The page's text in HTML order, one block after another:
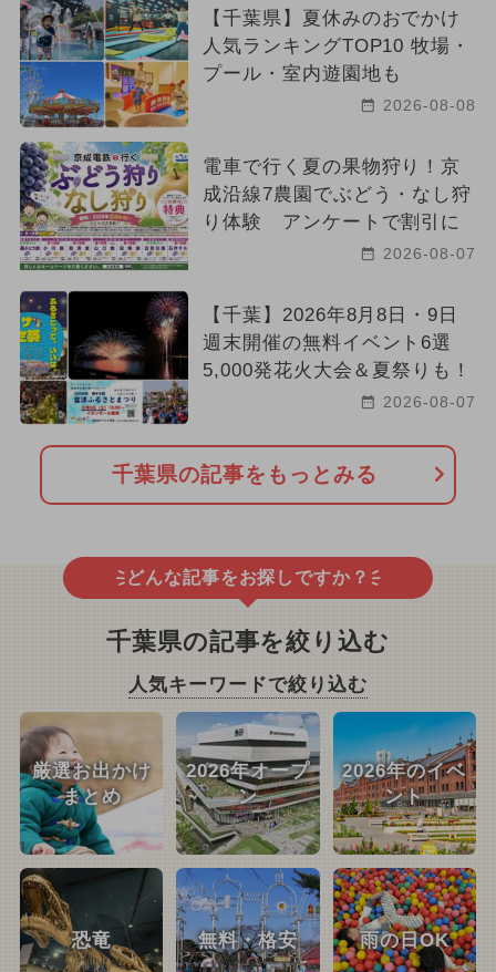
【千葉県】夏休みのおでかけ
人気ランキングTOP10 牧場・
プール・室内遊園地も
2026-08-08
電車で行く夏の果物狩り！京
成沿線7農園でぶどう・なし狩
り体験 アンケートで割引に
2026-08-07
【千葉】2026年8月8日・9日
週末開催の無料イベント6選
5,000発花火大会＆夏祭りも！
2026-08-07
千葉県の記事をもっとみる
どんな記事をお探しですか？
千葉県の記事を絞り込む
人気キーワードで絞り込む
厳選お出かけ
まとめ
2026年オープ
ン
2026年のイベ
ント
恐竜 無料・格安 雨の日OK